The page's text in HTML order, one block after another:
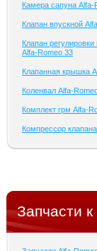
Камера сапуна Alfa-
Клапан впускной
Клапан
Alfa-Romeo 33
Клапанная крышка
Коленвал Alfa-
Комплект грм Alfa-
Компрессор
Запчасти